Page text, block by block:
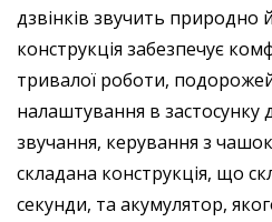
дзвінків звучить природно
конструкція забезпечує
тривалої роботи,
налаштування в застосунку
звучання, керування з
складана конструкція, що
секунди, та акумулятор,